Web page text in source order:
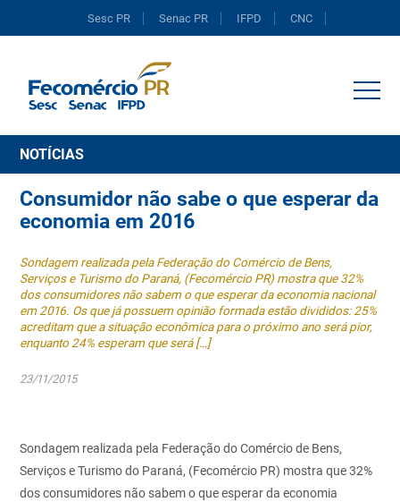
Sesc PR Senac PR IFPD CNC
NOTÍCIAS
Consumidor não sabe o que esperar da
economia em 2016
Sondagem realizada pela Federação do Comércio de Bens,
Serviços e Turismo do Paraná, (Fecomércio PR) mostra que 32%
dos consumidores não sabem o que esperar da economia nacional
em 2016. Os que já possuem opinião formada estão divididos: 25%
acreditam que a situação econômica para o próximo ano será pior,
enquanto 24% esperam que será […]
23/11/2015
Sondagem realizada pela Federação do Comércio de Bens,
Serviços e Turismo do Paraná, (Fecomércio PR) mostra que 32%
dos consumidores não sabem o que esperar da economia